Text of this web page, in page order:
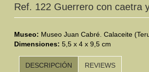
CATÁLOGO
Clasificaciones
Mundo Romano
Ref. 122 Guerrero con caetra
Museo: Museo Juan Cabré. Calaceite
Dimensiones: 5,5 x 4 x 9,5 cm
DESCRIPCIÓN REVIEWS